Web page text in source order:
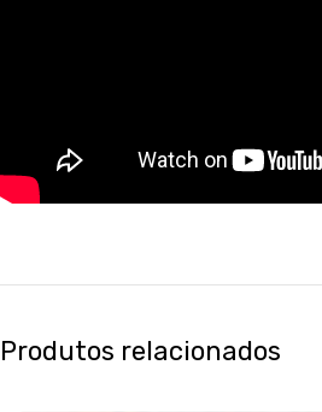
Produtos relacionados